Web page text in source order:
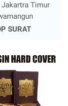
Jakartra Timur
SURAT